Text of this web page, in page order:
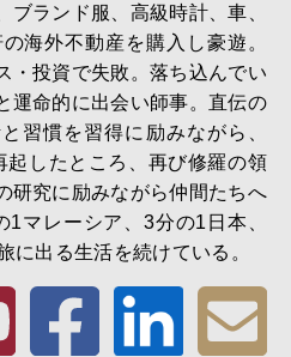
ブランド服、高級時計、車、
海外不動産を購入し豪遊。
・投資で失敗。落ち込んでい
運命的に出会い師事。直伝の
習慣を習得に励みながら、
起したところ、再び修羅の領
研究に励みながら仲間たちへ
マレーシア、3分の1日本、
に出る生活を続けている。